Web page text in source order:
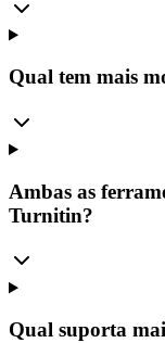
Qual tem mais
Ambas as
Turnitin?
Qual suporta